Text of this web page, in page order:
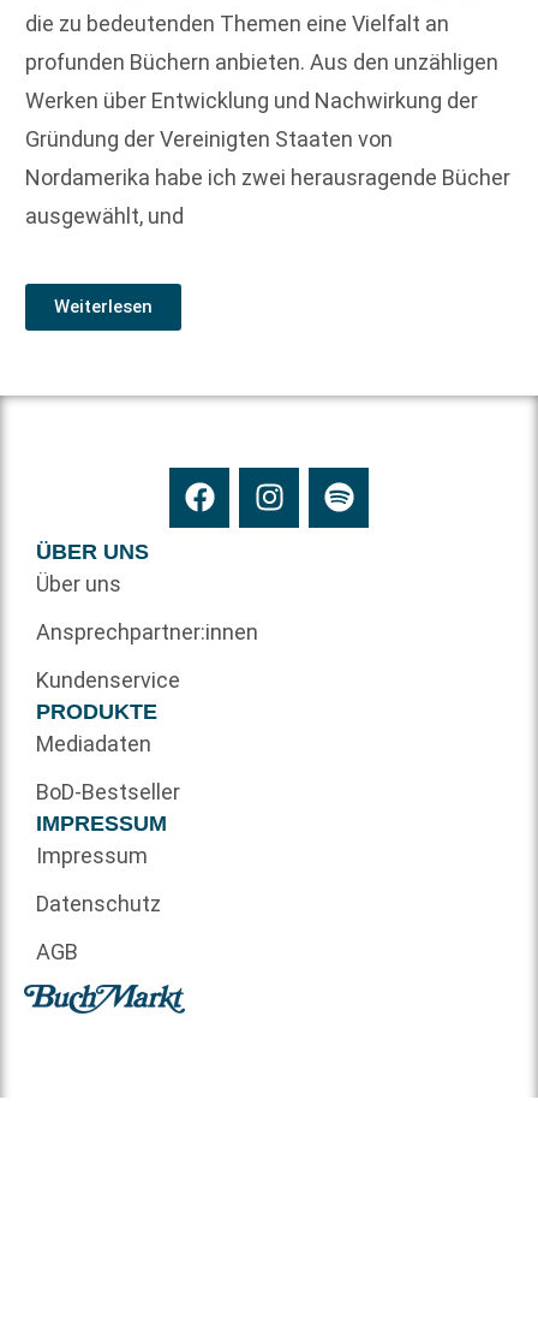
die zu bedeutenden Themen eine Vielfalt an
profunden Büchern anbieten. Aus den unzähligen
Werken über Entwicklung und Nachwirkung der
Gründung der Vereinigten Staaten von
Nordamerika habe ich zwei herausragende Bücher
ausgewählt, und
Weiterlesen
ÜBER UNS
Über uns
Ansprechpartner:innen
Kundenservice
PRODUKTE
Mediadaten
BoD-Bestseller
IMPRESSUM
Impressum
Datenschutz
AGB